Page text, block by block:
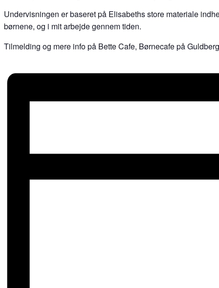
Undervisningen er baseret på Elisabeths store materiale
børnene, og i mit arbejde gennem tiden.
Tilmelding og mere info på Bette Cafe, Børnecafe på